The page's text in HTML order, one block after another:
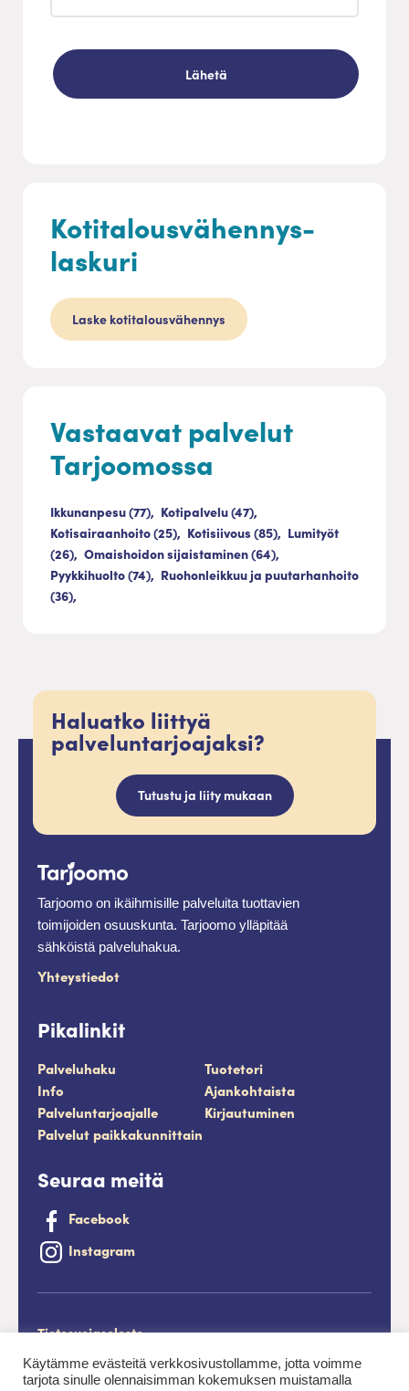
Vastaavat palvelut
Tarjoomossa
Ikkunanpesu (77), Kotipalvelu (47),
Kotisairaanhoito (25), Kotisiivous (85), Lumityöt
(26), Omaishoidon sijaistaminen (64),
Pyykkihuolto (74), Ruohonleikkuu ja puutarhanhoito
(36),
Kotitalousvähennys-
laskuri
Laske kotitalousvähennys
Haluatko liittyä
palveluntarjoajaksi?
Tutustu ja liity mukaan
Tarjoomo on ikäihmisille palveluita tuottavien
toimijoiden osuuskunta. Tarjoomo ylläpitää
sähköistä palveluhakua.
Yhteystiedot
Pikalinkit
Palveluhaku
Tuotetori
Info
Ajankohtaista
Palveluntarjoajalle
Kirjautuminen
Palvelut paikkakunnittain
Seuraa meitä
Facebook
Instagram
Tietosuojaseloste
Saavutettavuusseloste
Käytämme evästeitä verkkosivustollamme, jotta voimme
tarjota sinulle olennaisimman kokemuksen muistamalla